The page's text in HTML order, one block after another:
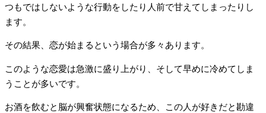
つもではしないような行動をしたり人前で甘えてしまったりし
ます。
その結果、恋が始まるという場合が多々あります。
このような恋愛は急激に盛り上がり、そして早めに冷めてしま
うことが多いです。
お酒を飲むと脳が興奮状態になるため、この人が好きだと勘違